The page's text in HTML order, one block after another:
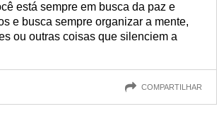
está sempre em busca da paz e
e busca sempre organizar a mente,
ou outras coisas que silenciem a
COMPARTILHAR